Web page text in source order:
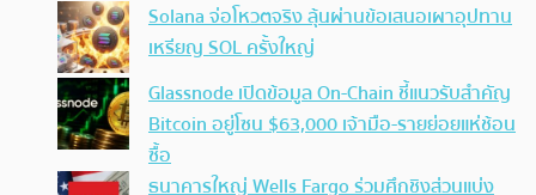
Solana จ่อโหวตจริง ลุ้นผ่านข้อเสนอเผาอุปทาน
เหรียญ SOL ครั้งใหญ่
Glassnode เปิดข้อมูล On-Chain ชี้แนวรับสำคัญ
Bitcoin อยู่โซน $63,000 เจ้ามือ-รายย่อยแห่ช้อน
ซื้อ
ธนาคารใหญ่ Wells Fargo ร่วมศึกชิงส่วนแบ่ง